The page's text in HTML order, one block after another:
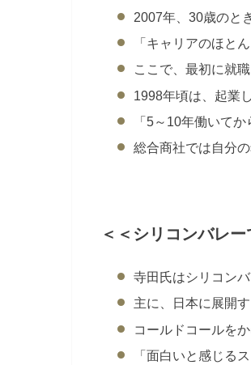
2007年、30歳のと
「キャリアのほと
ここで、最初に就
1998年頃は、起業
「5～10年働いて
総合商社では自分
＜＜シリコンバレ
寺田氏はシリコン
主に、日本に展開
コールドコールを
「面白いと感じる